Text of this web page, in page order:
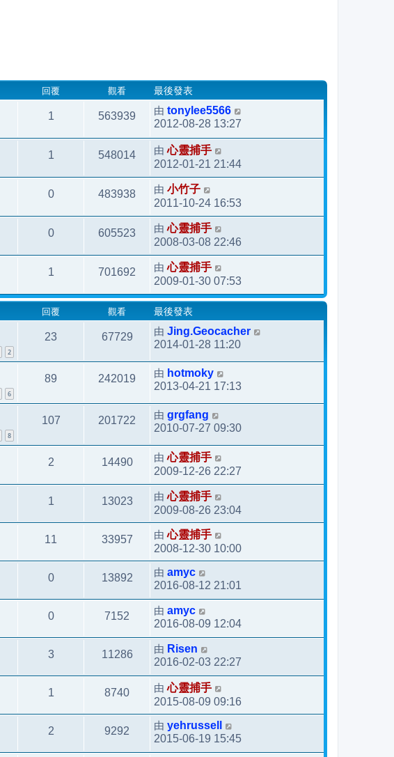
回覆 觀看 最後發表
1 563939 由 tonylee5566
2012-08-28 13:27
1 548014 由心靈捕手
2012-01-21 21:44
0 483938 由 小竹子
2011-10-24 16:53
0 605523 由心靈捕手
2008-03-08 22:46
1 701692 由心靈捕手
2009-01-30 07:53
回覆 觀看 最後發表
2
23 67729 由 Jing.Geocacher
2014-01-28 11:20
6
89 242019 由 hotmoky
2013-04-21 17:13
8
107 201722 由 grgfang
2010-07-27 09:30
2 14490 由心靈捕手
2009-12-26 22:27
1 13023 由心靈捕手
2009-08-26 23:04
11 33957 由心靈捕手
2008-12-30 10:00
0 13892 由 amyc
2016-08-12 21:01
0 7152 由 amyc
2016-08-09 12:04
3 11286 由 Risen
2016-02-03 22:27
1 8740 由心靈捕手
2015-08-09 09:16
2 9292 由 yehrussell
2015-06-19 15:45